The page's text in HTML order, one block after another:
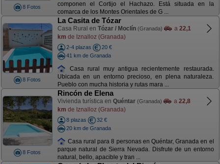
8 Fotos
componen el Cortijo el Hachazo. Está situada en la
comarca de los Montes Orientales de G ...
8 Fotos
La Casita de Tózar
Casa Rural en Tózar / Moclín (Granada) a 22,1
km de Iznalloz (Granada)
2-4 plazas
20 €
41 km de Granada
Casa rural muy antigua recientemente restaurada.
Ubicada en un entorno precioso, en plena naturaleza.
Pueblo con mucha historia y rutas mara ...
8 Fotos
Rincón de Elena
Vivienda turística en Quéntar (Granada) a 22,8
km de Iznalloz (Granada)
8 plazas
32 €
20 km de Granada
Casa rural para 8 personas en Quéntar, Granada en el
parque natural de Sierra Nevada. Disfrute de un entorno
natural, bello, apacible y tran ...